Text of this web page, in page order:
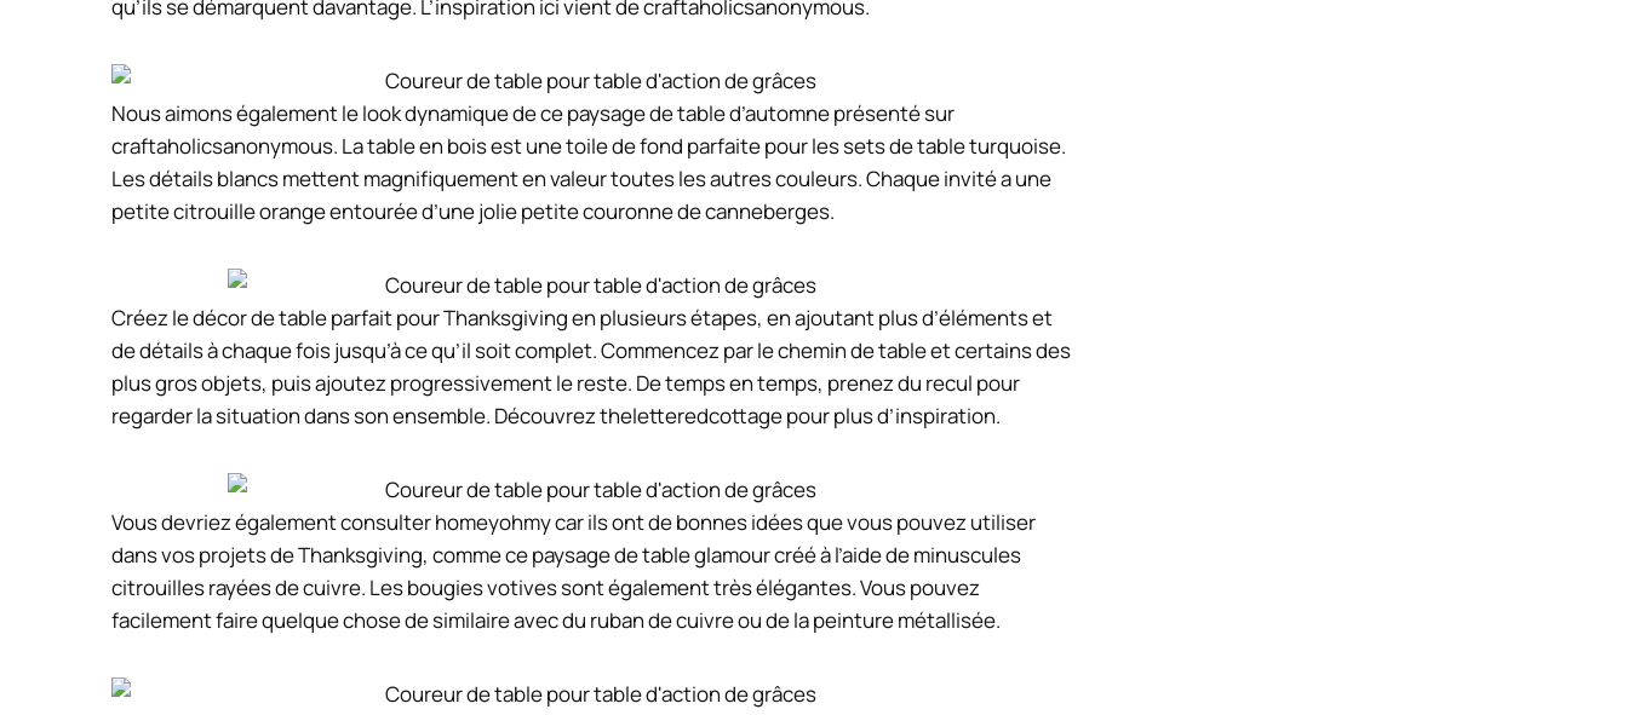
qu’ils se démarquent davantage. L’inspiration ici vient de craftaholicsanonymous.
Nous aimons également le look dynamique de ce paysage de table d’automne présenté sur
craftaholicsanonymous. La table en bois est une toile de fond parfaite pour les sets de table turquoise.
Les détails blancs mettent magnifiquement en valeur toutes les autres couleurs. Chaque invité a une
petite citrouille orange entourée d’une jolie petite couronne de canneberges.
Créez le décor de table parfait pour Thanksgiving en plusieurs étapes, en ajoutant plus d’éléments et
de détails à chaque fois jusqu’à ce qu’il soit complet. Commencez par le chemin de table et certains des
plus gros objets, puis ajoutez progressivement le reste. De temps en temps, prenez du recul pour
regarder la situation dans son ensemble. Découvrez theletteredcottage pour plus d’inspiration.
Vous devriez également consulter homeyohmy car ils ont de bonnes idées que vous pouvez utiliser
dans vos projets de Thanksgiving, comme ce paysage de table glamour créé à l’aide de minuscules
citrouilles rayées de cuivre. Les bougies votives sont également très élégantes. Vous pouvez
facilement faire quelque chose de similaire avec du ruban de cuivre ou de la peinture métallisée.